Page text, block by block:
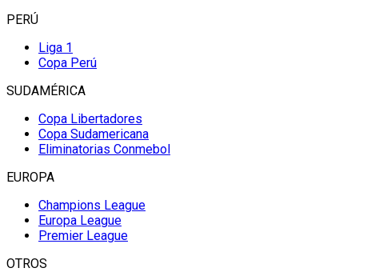
PERÚ
Liga 1
Copa Perú
SUDAMÉRICA
Copa Libertadores
Copa Sudamericana
Eliminatorias Conmebol
EUROPA
Champions League
Europa League
Premier League
OTROS